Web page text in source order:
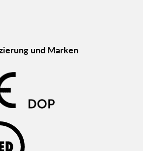
und Marken